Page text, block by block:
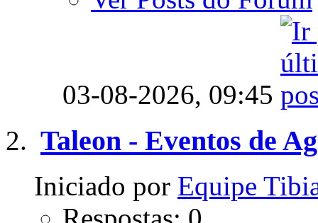
03-08-2026, 09:45
Taleon - Eventos de
Iniciado por Equipe